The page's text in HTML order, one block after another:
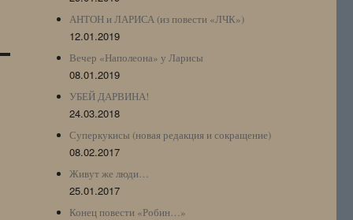
АНТОН и ЛАРИСА (из повести «ЛЧК»)
12.01.2019
Вечер «Наполеона» у Ларисы
08.01.2019
УБЕЙ ДАРВИНА!
24.03.2018
Суперкукисы (новая редакция и сокращение)
08.02.2017
Живут же люди…
25.01.2017
Конец повести «Робин…»